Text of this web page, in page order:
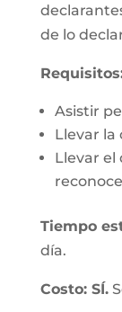
de lo
Asistir
Llevar la
Llevar el
Tiempo
día.
Costo: SÍ.